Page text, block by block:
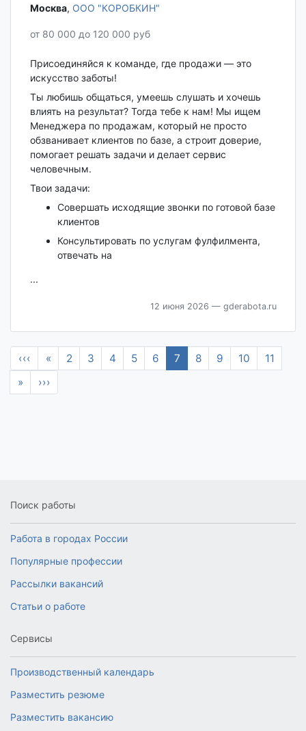
Москва‎, ООО "КОРОБКИН"
от 80 000 до 120 000 руб
Присоединяйся к команде, где продажи — это
искусство заботы!
Ты любишь общаться, умеешь слушать и хочешь
влиять на результат? Тогда тебе к нам! Мы ищем
Менеджера по продажам, который не просто
обзванивает клиентов по базе, а строит доверие,
помогает решать задачи и делает сервис
человечным.
Твои задачи:
Совершать исходящие звонки по готовой базе
клиентов
Консультировать по услугам фулфилмента,
отвечать на
...
12 июня 2026 — gderabota.ru
‹‹‹ « 2 3 4 5 6 7 8 9 10
11
»
›››
Поиск работы
Работа в городах России
Популярные профессии
Рассылки вакансий
Статьи о работе
Сервисы
Производственный календарь
Разместить резюме
Разместить вакансию